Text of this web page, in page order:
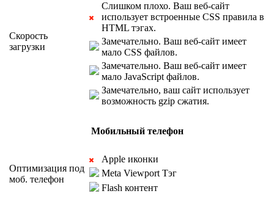
Скорость
загрузки
Слишком плохо. Ваш веб-сайт
использует встроенные CSS правила в
HTML тэгах.
Замечательно. Ваш веб-сайт имеет
мало CSS файлов.
Замечательно. Ваш веб-сайт имеет
мало JavaScript файлов.
Замечательно, ваш сайт использует
возможность gzip сжатия.
Мобильный телефон
Оптимизация под
моб. телефон
Apple иконки
Meta Viewport Тэг
Flash контент